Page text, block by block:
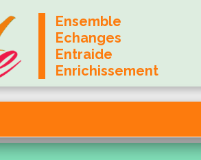
Ensemble
Echanges
Entraide
Enrichissement